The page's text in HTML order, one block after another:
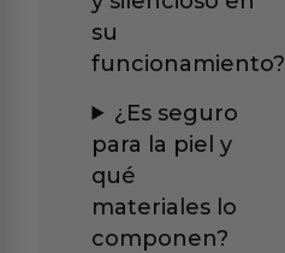
su
funcionamiento?
¿Es seguro
para la piel y
qué
materiales lo
componen?